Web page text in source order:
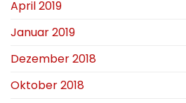
April 2019
Januar 2019
Dezember 2018
Oktober 2018